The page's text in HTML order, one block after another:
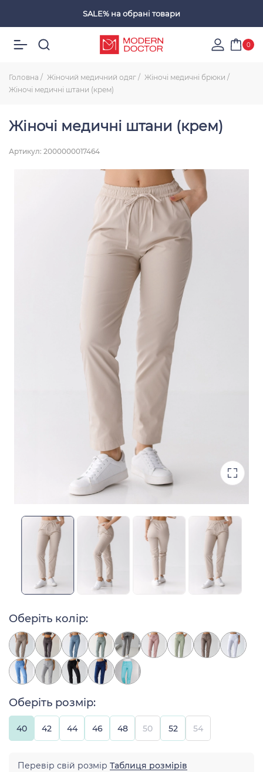
SALE% на обрані товари
0
Головна Жіночий медичний одяг
Жіночі медичні брюки
Жіночі медичні штани (крем)
Жіночі медичні штани (крем)
Артикул: 2000000017464
Оберіть колір:
Оберіть розмір:
40 42 44 46 48 50 52 54
Перевір свій розмір Таблиця розмірів
Обрані товари